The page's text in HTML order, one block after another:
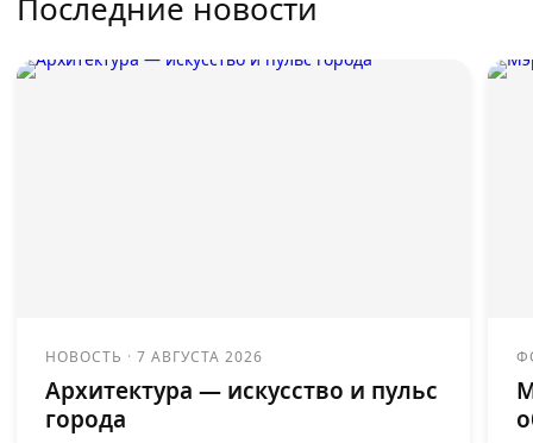
НОВОСТЬ ·7 АВГУСТА 2026
Архитектура — искусство и пульс
города